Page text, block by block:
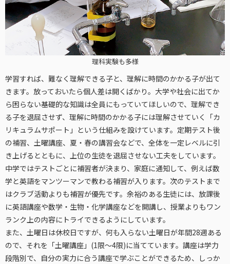
理科実験も多様
学習すれば、難なく理解できる子と、理解に時間のかかる子が出て
きます。放っておいたら個人差は開くばかり。大学や社会に出てか
ら困らない基礎的な知識は全員にもっていてほしいので、理解でき
る子を退屈させず、理解に時間のかかる子には理解させていく「カ
リキュラムサポート」という仕組みを設けています。定期テスト後
の補習、土曜講座、夏・春の講習会などで、全体を一定レベルに引
き上げるとともに、上位の生徒を退屈させない工夫をしています。
中学ではテストごとに補習者が決まり、家庭に通知して、例えば数
学と英語をマンツーマンで教わる補習が入ります。次のテストまで
はクラブ活動よりも補習が優先です。余裕のある生徒には、放課後
に英語講座や数学・生物・化学講座などを開講し、授業よりもワン
ランク上の内容にトライできるようにしています。
また、土曜日は休校日ですが、何も入らない土曜日が年間28週ある
ので、それを「土曜講座」(1限〜4限)に当てています。講座は学力
段階別で、自分の実力に合う講座で学ぶことができるため、しっか